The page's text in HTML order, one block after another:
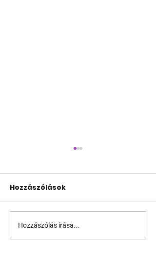
Miket nézzünk idén a
Sziget queer
Hozzászólások
Hozzászólás írása...